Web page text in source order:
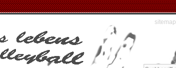
sitemap